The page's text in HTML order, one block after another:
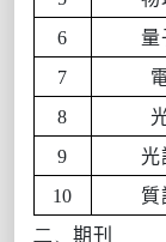
6
量
7
8
9
光
10
質
二、期刊